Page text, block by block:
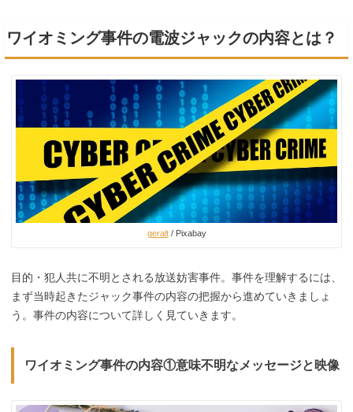
ワイオミング事件の電波ジャックの内容とは？
geralt/ Pixabay
目的・犯人共に不明とされる放送妨害事件。事件を理解するには、
まず当時起きたジャック事件の内容の把握から進めていきましょ
う。事件の内容について詳しく見ていきます。
ワイオミング事件の内容①意味不明なメッセージと映像